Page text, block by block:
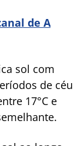
de A
sol com
de céu
17°C e